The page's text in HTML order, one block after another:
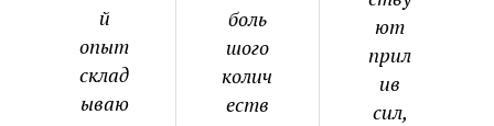
й
опыт
склад
ываю
боль
шого
колич
еств
ют
прил
ив
сил,